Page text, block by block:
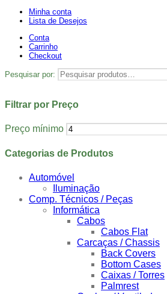
Minha conta
Lista de Desejos
Conta
Carrinho
Checkout
Pesquisar por:
Filtrar por Preço
Preço mínimo
Categorias de Produtos
Automóvel
Iluminação
Comp. Técnicos / Peças
Informática
Cabos
Cabos Flat
Carcaças / Chassis
Back Covers
Bottom Cases
Caixas / Torres
Palmrest